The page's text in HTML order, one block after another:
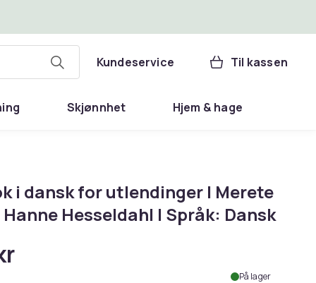
Kundeservice Til kassen
Skjønnhet Hjem & hage
i dansk for utlendinger | Merete
Hesseldahl | Språk: Dansk
På lager